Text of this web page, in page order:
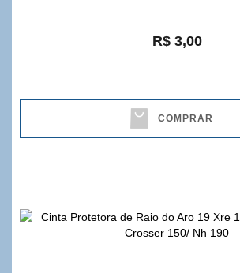
R$ 3,00
COMPRAR